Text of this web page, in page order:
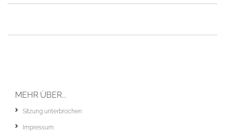
MEHR ÜBER...
Sitzung unterbrochen
Impressum